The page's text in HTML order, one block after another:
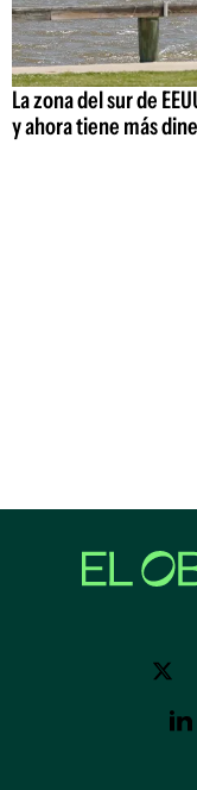
La zona del sur de
y ahora tiene más